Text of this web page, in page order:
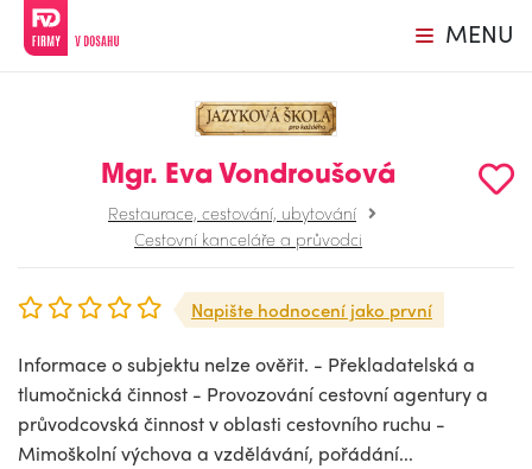
MENU
Mgr. Eva Vondroušová
Restaurace, cestování, ubytování
Cestovní kanceláře a průvodci
Napište hodnocení jako první
Informace o subjektu nelze ověřit. - Překladatelská a
tlumočnická činnost - Provozování cestovní agentury a
průvodcovská činnost v oblasti cestovního ruchu -
Mimoškolní výchova a vzdělávání, pořádání...